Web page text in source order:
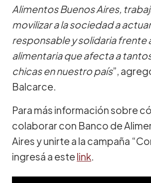
Alimentos Buenos Aires,
movilizar a la sociedad a
responsable y solidaria frente
alimentaria que afecta a
chicas en nuestro país”,
Balcarce.
Para más información sobre
colaborar con Banco de
Aires y unirte a la campaña
ingresá a este link.